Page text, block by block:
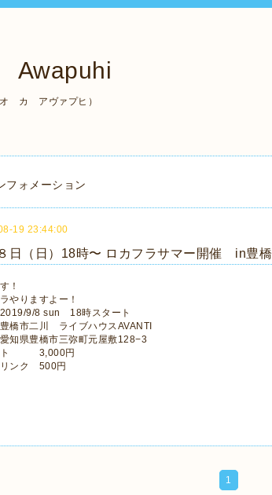
Awapuhi
カ アヴァプヒ）
フォメーション
19 23:44:00
日（日）18時〜 ロカフラサマー開催 in豊橋
！
やりますよー！
9/8 sun 18時スタート
橋市二川 ライブハウスAVANTI
豊橋市三弥町元屋敷128−3
ト 3,000円
リンク 500円
1